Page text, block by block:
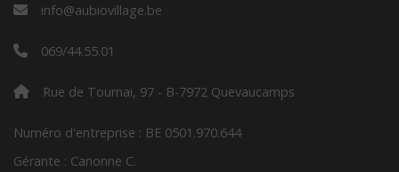
info@aubiovillage.be
069/44.55.01
Rue de Tournai, 97 - B-7972 Quevaucamps
Numéro d'entreprise : BE 0501.970.644
Gérante : Canonne C.